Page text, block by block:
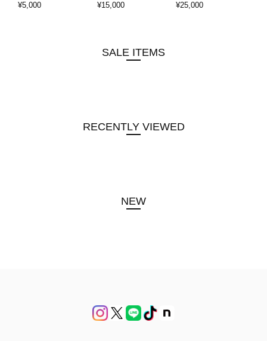
¥5,000
¥15,000
¥25,000
SALE ITEMS
RECENTLY VIEWED
NEW